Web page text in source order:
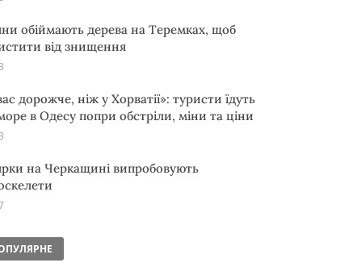
обіймають дерева на Теремках, щоб
від знищення
дорожче, ніж у Хорватії»: туристи їдуть
в Одесу попри обстріли, міни та ціни
на Черкащині випробовують